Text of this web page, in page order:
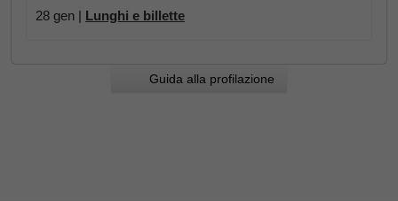
28 gen | Lunghi e billette
Guida alla profilazione